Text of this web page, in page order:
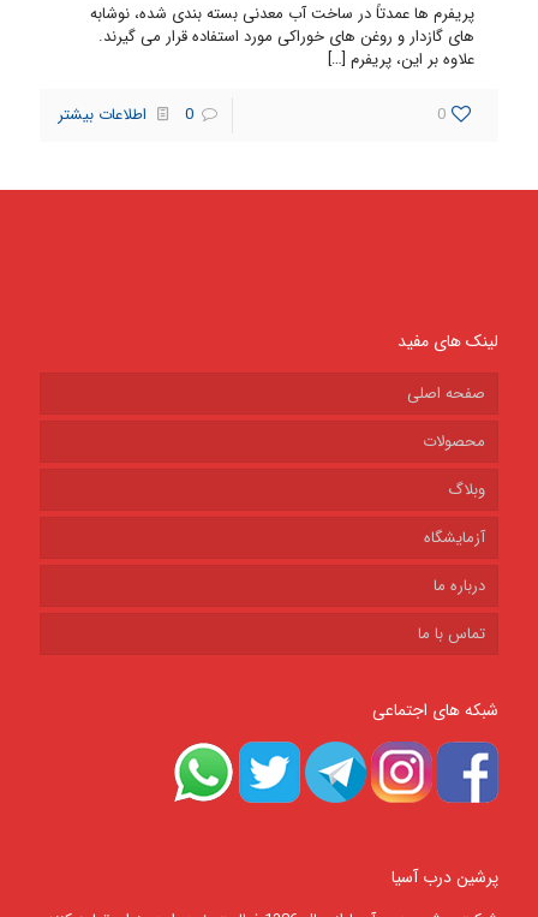
پریفرم ها عمدتاً در ساخت آب معدنی بسته بندی شده، نوشابه
های گازدار و روغن های خوراکی مورد استفاده قرار می گیرند.
علاوه بر این، پریفرم […]
0
0 اطلاعات بیشتر
لینک های مفید
صفحه اصلی
محصولات
وبلاگ
آزمایشگاه
درباره ما
تماس با ما
شبکه های اجتماعی
پرشین درب آسیا